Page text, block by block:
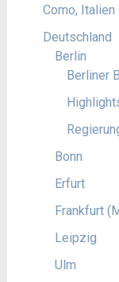
Como, Italien
Deutschland
Berlin
Berliner
Bonn
Erfurt
Frankfurt
Leipzig
Ulm